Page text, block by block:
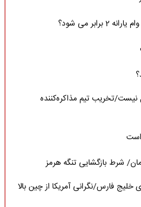
می شود؟
تخریب تیم مذاکره‌کننده
است
شرط بازگشایی تنگه هرمز
فارس/نگرانی آمریکا از چین بالا